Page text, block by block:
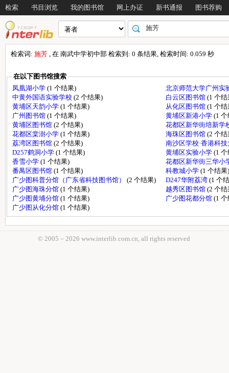
检索 书目浏览 我的图书馆 网上办证 新书通报 图书荐购
检索词: 施芳 , 在 南武中学初中部 检索到: 0 条结果, 检索时间: 0.059 秒
在以下图书馆搜索
凤凰湖小学 (1 个结果)
北京师范大学广州实
中黄外国语实验学校 (2 个结果) 白云区图书馆 (1 个结
黄埔区天韵小学 (1 个结果) 从化区图书馆 (1 个结
广州图书馆 (1 个结果) 黄埔区新港小学 (1
黄埔区图书馆 (2 个结果)
花都区新华街培新学
花都区棠澍小学 (1 个结果) 海珠区图书馆 (2 个结
荔湾区图书馆 (2 个结果)
南沙区学校·香港科
D257鹤洞小学 (1 个结果) 黄埔区实验小学 (1
香雪小学 (1 个结果)
花都区新华街三华小
番禺区图书馆 (1 个结果) 科教城小学 (1 个结果)
广少图科普分馆（广东省科技图书馆） (2 个结果) D247华附荔湾 (1 个
广少图海珠分馆 (1 个结果) 越秀区图书馆 (2 个结
广少图黄埔分馆 (1 个结果) 广少图花都分馆 (1
广少图从化分馆 (1 个结果)
© 2005－ 2026 www.interlib.com.cn, all rights reserved